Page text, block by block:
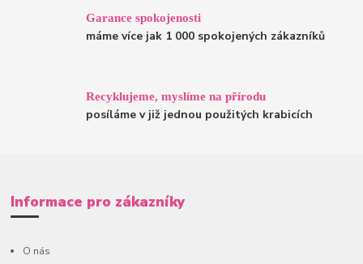
Garance spokojenosti
máme více jak 1 000 spokojených zákazníků
Recyklujeme, myslíme na přírodu
posíláme v již jednou použitých krabicích
Informace pro zákazníky
O nás